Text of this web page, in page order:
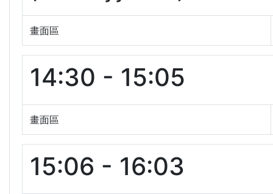
畫面區
14:30 - 15:05
畫面區
15:06 - 16:03